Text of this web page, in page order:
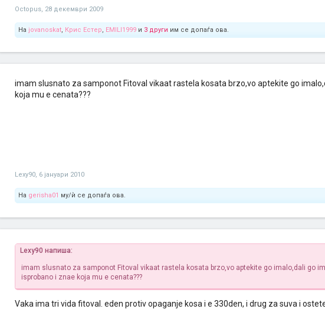
Octopus, 28 декември 2009
На jovanoskat, Крис Естер, EMILI1999 и 3 други им се допаѓа ова.
imam slusnato za samponot Fitoval vikaat rastela kosata brzo,vo aptekite go
koja mu e cenata???
Lexy90, 6 јануари 2010
На gerisha01 му/ѝ се допаѓа ова.
Lexy90 напиша:
imam slusnato za samponot Fitoval vikaat rastela kosata brzo,vo aptekite go imalo,dali go
isprobano i znae koja mu e cenata???
Vaka ima tri vida fitoval. eden protiv opaganje kosa i e 330den, i drug za suva i